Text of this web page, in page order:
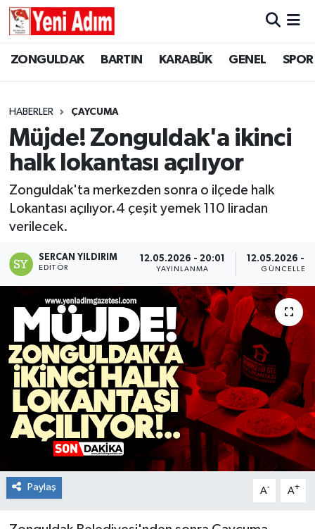
ZONGULDAK BARTIN KARABÜK GENEL SPOR
HABERLER ÇAYCUMA
Müjde! Zonguldak'a ikinci
halk lokantası açılıyor
Zonguldak'ta merkezden sonra o ilçede halk
Lokantası açılıyor.4 çeşit yemek 110 liradan
verilecek.
SERCAN YILDIRIM
EDITÖR
12.05.2026 - 20:01
YAYINLANMA
12.05.2026 -
Paylaş A- A+
ZONGULDAK
ASAYİŞ
GÜNCEL
SİYASET
RESMİ İLAN
ZONGULDAK
KARABÜK
GENEL
SPOR
SİYASET
SAĞLIK
GÜNCEL
RESMİ İLAN
Künye
Zonguldak Hava Durumu
Süper Lig Puan Durumu ve Fikstür
Tüm Manşetler
Son Dakika Haberleri
Haber Arşivi